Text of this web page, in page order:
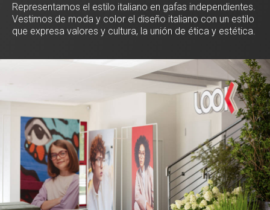
Representamos el estilo italiano en gafas independientes.
Vestimos de moda y color el diseño italiano con un estilo
que expresa valores y cultura, la unión de ética y estética.